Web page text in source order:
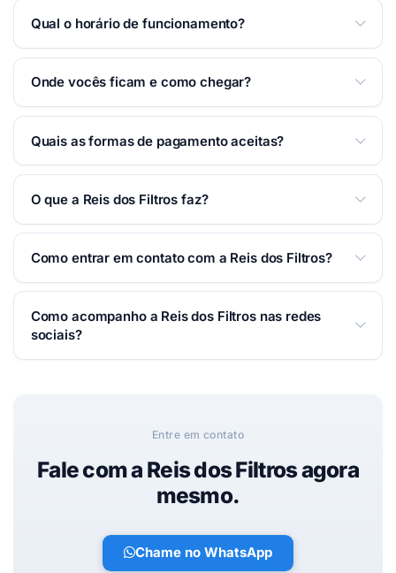
Qual o horário de funcionamento?
Atendemos Segunda a Sexta das 09:00 às 18:00;
na página.
Onde vocês ficam e como chegar?
Estamos na Rua Doutor Jorge Winther, 385 — Centro
— Taubaté/SP. Você pode traçar a rota pelo Waze ou
Google Maps naseção Localizaçãodesta página.
Quais as formas de pagamento aceitas?
Aceitamos: Cartão de crédito, Cartão de débito,
O que a Reis dos Filtros faz?
Filtros em Taubaté. As melhores marcas você
Como entrar em contato com a Reis dos Filtros?
Você pode falar com a Reis dos Filtros por
WhatsApp, telefone ou e-mail — é só usar os botões
Como acompanho a Reis dos Filtros nas redes
sociais?
Entre em contato
Fale com a Reis dos Filtros agora
mesmo.
Chame no WhatsApp